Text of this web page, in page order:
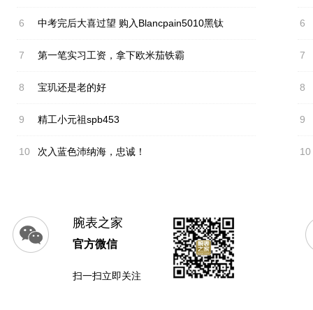
6 中考完后大喜过望 购入Blancpain5010黑钛
7 第一笔实习工资，拿下欧米茄铁霸
8 宝玑还是老的好
9 精工小元祖spb453
10 次入蓝色沛纳海，忠诚！
6
7
8
9
10
腕表之家
官方微信
扫一扫立即关注